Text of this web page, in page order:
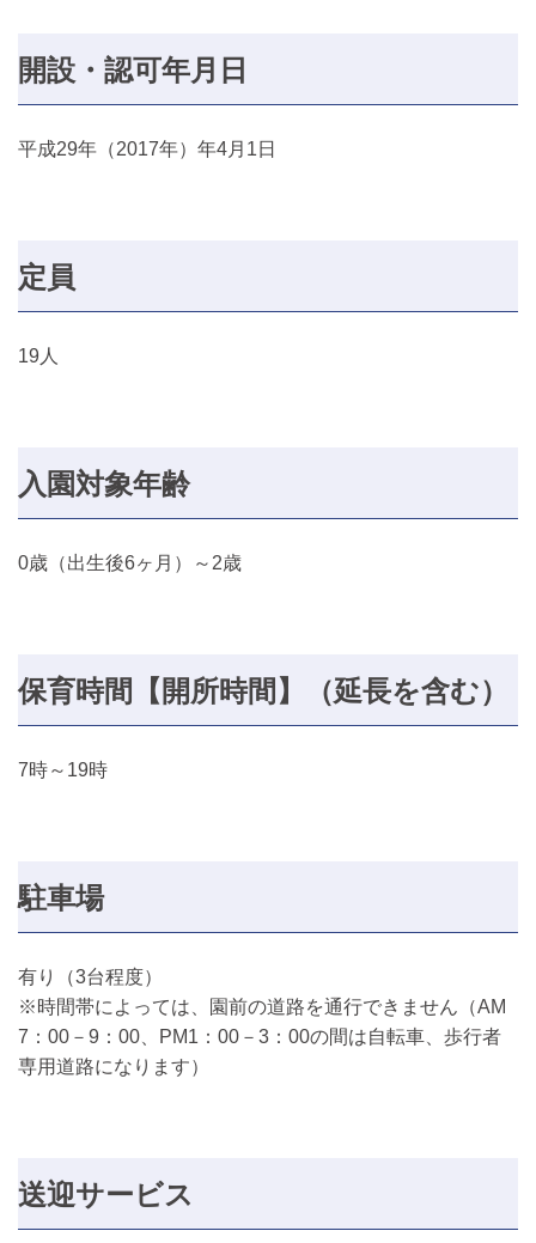
開設・認可年月日
平成29年（2017年）年4月1日
定員
19人
入園対象年齢
0歳（出生後6ヶ月）～2歳
保育時間【開所時間】（延長を含む）
7時～19時
駐車場
有り（3台程度）
※時間帯によっては、園前の道路を通行できません（AM
7：00－9：00、PM1：00－3：00の間は自転車、歩行者
専用道路になります）
送迎サービス